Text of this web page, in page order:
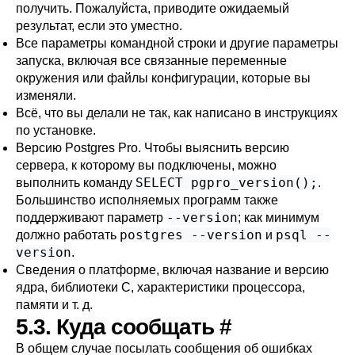
получить. Пожалуйста, приводите ожидаемый
результат, если это уместно.
Все параметры командной строки и другие параметры
запуска, включая все связанные переменные
окружения или файлы конфигурации, которые вы
изменяли.
Всё, что вы делали не так, как написано в инструкциях
по установке.
Версию Postgres Pro. Чтобы выяснить версию
сервера, к которому вы подключены, можно
выполнить команду SELECT pgpro_version(); .
Большинство исполняемых программ также
поддерживают параметр --version; как минимум
должно работать postgres --version и psql --
version.
Сведения о платформе, включая название и версию
ядра, библиотеки C, характеристики процессора,
памяти и т. д.
5.3. Куда сообщать #
В общем случае посылать сообщения об ошибках